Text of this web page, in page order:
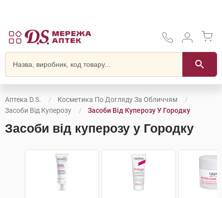
Аптека D.S.
Косметика По Догляду За Обличчям
Засоби Від Куперозу
Засоби Від Куперозу У Городку
Засоби від куперозу у Городку